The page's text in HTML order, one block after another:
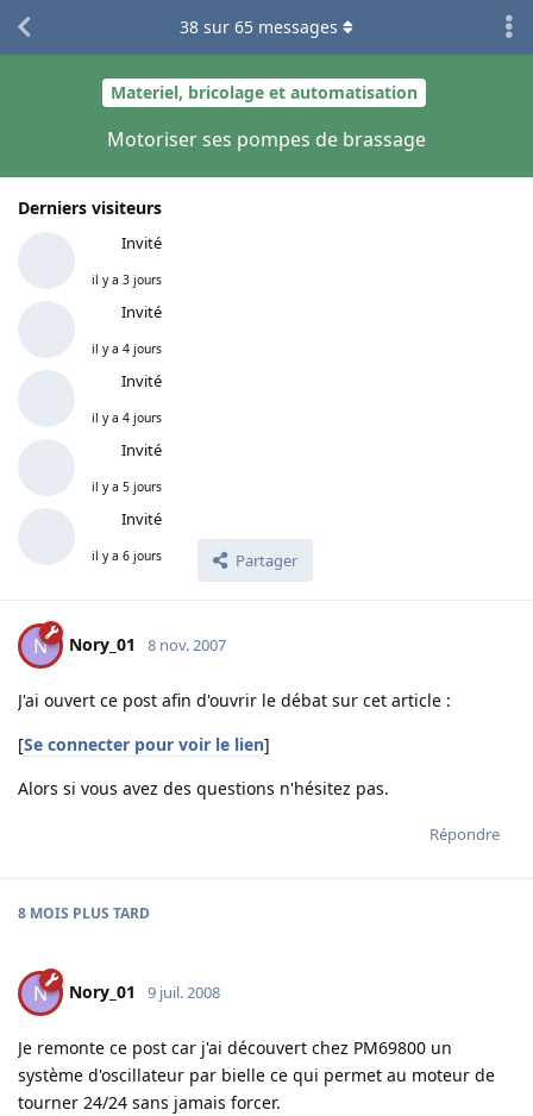
Materiel, bricolage et automatisation
Motoriser ses pompes de brassage
Derniers visiteurs
Invité
il y a 3 jours
Invité
il y a 4 jours
Invité
il y a 4 jours
Invité
il y a 5 jours
Invité
il y a 6 jours Partager
38 sur 65 messages
N Nory_01 8 nov. 2007
J'ai ouvert ce post afin d'ouvrir le débat sur cet article :
[Se connecter pour voir le lien]
Alors si vous avez des questions n'hésitez pas.
Répondre
8 MOIS PLUS TARD
N Nory_01 9 juil. 2008
Je remonte ce post car j'ai découvert chez PM69800 un
système d'oscillateur par bielle ce qui permet au moteur de
tourner 24/24 sans jamais forcer.